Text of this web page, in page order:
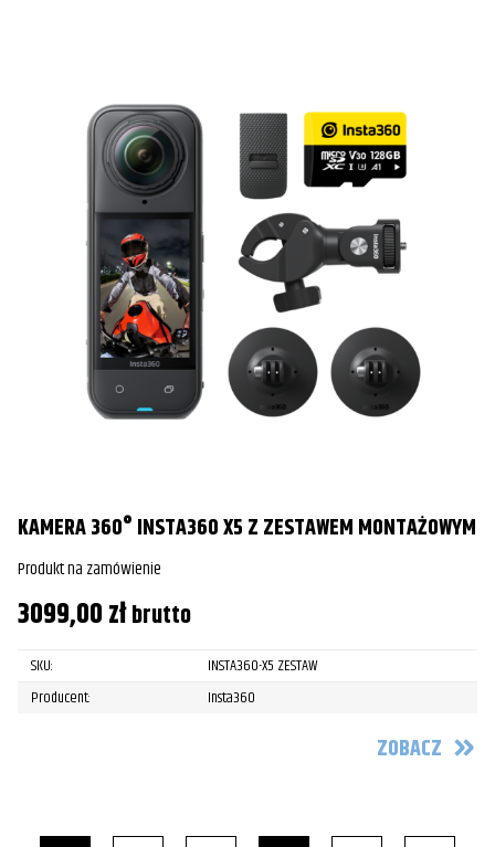
KAMERA 360° INSTA360 X5 Z ZESTAWEM MONTAŻOWYM
Produkt na zamówienie
3099,00złbrutto
SKU:
INSTA360-X5 ZESTAW
Producent:
Insta360
ZOBACZ